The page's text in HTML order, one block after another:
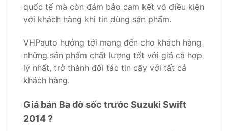
quốc tế mà còn đảm bảo cam kết vô điều kiện
với khách hàng khi tin dùng sản phẩm.
VHPauto hướng tới mang đến cho khách hàng
những sản phẩm chất lượng tốt với giá cả hợp
lý nhất, trở thành đối tác tin cậy với tất cả
khách hàng.
Giá bán Ba đờ sốc trước Suzuki Swift
2014 ?